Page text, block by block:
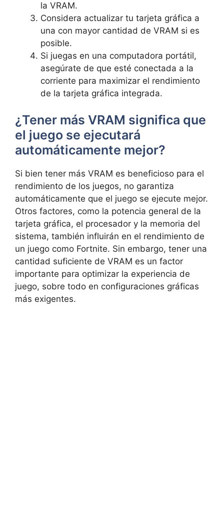
la VRAM.
Considera actualizar tu tarjeta gráfica a
una con mayor cantidad de VRAM si es
posible.
Si juegas en una computadora portátil,
asegúrate de que esté conectada a la
corriente para maximizar el rendimiento
de la tarjeta gráfica integrada.
¿Tener más VRAM significa que
el juego se ejecutará
automáticamente mejor?
Si bien tener más VRAM es beneficioso para el
rendimiento de los juegos, no garantiza
automáticamente que el juego se ejecute mejor.
Otros factores, como la potencia general de la
tarjeta gráfica, el procesador y la memoria del
sistema, también influirán en el rendimiento de
un juego como Fortnite. Sin embargo, tener una
cantidad suficiente de VRAM es un factor
importante para optimizar la experiencia de
juego, sobre todo en configuraciones gráficas
más exigentes.